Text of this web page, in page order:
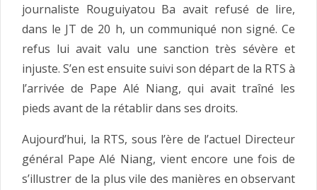
journaliste Rouguiyatou Ba avait refusé de lire,
dans le JT de 20 h, un communiqué non signé. Ce
refus lui avait valu une sanction très sévère et
injuste. S’en est ensuite suivi son départ de la RTS à
l’arrivée de Pape Alé Niang, qui avait traîné les
pieds avant de la rétablir dans ses droits.
Aujourd’hui, la RTS, sous l’ère de l’actuel Directeur
général Pape Alé Niang, vient encore une fois de
s’illustrer de la plus vile des manières en observant